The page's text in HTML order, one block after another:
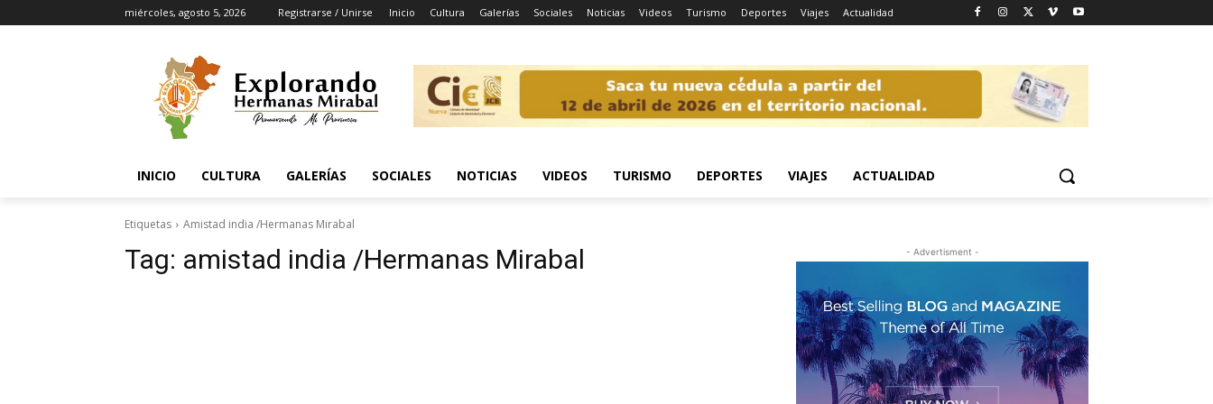
miércoles, agosto 5, 2026 Registrarse / Unirse Inicio Cultura Galerías Sociales Noticias Videos Turismo Deportes Viajes Actualidad
INICIO CULTURA GALERÍAS SOCIALES NOTICIAS VIDEOS TURISMO DEPORTES VIAJES ACTUALIDAD
Etiquetas Amistad india /Hermanas Mirabal
Tag: amistad india /Hermanas Mirabal - Advertisment -